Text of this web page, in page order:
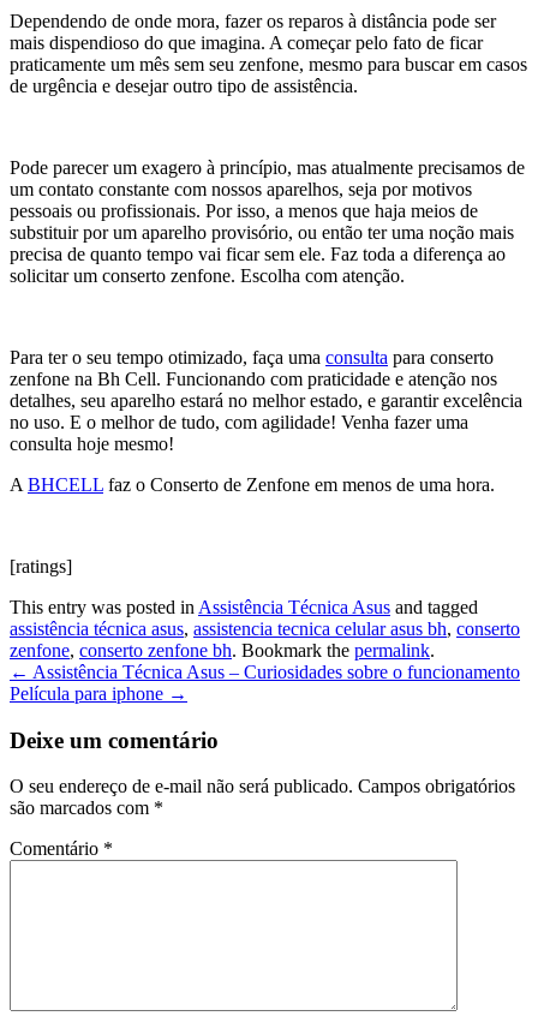
Dependendo de onde mora, fazer os reparos à distância pode ser
mais dispendioso do que imagina. A começar pelo fato de ficar
praticamente um mês sem seu zenfone, mesmo para buscar em casos
de urgência e desejar outro tipo de assistência.
Pode parecer um exagero à princípio, mas atualmente precisamos de
um contato constante com nossos aparelhos, seja por motivos
pessoais ou profissionais. Por isso, a menos que haja meios de
substituir por um aparelho provisório, ou então ter uma noção mais
precisa de quanto tempo vai ficar sem ele. Faz toda a diferença ao
solicitar um conserto zenfone. Escolha com atenção.
Para ter o seu tempo otimizado, faça uma consulta para conserto
zenfone na Bh Cell. Funcionando com praticidade e atenção nos
detalhes, seu aparelho estará no melhor estado, e garantir excelência
no uso. E o melhor de tudo, com agilidade! Venha fazer uma
consulta hoje mesmo!
A BHCELL faz o Conserto de Zenfone em menos de uma hora.
[ratings]
This entry was posted in Assistência Técnica Asus and tagged
assistência técnica asus, assistencia tecnica celular asus bh, conserto
zenfone, conserto zenfone bh. Bookmark the permalink.
Post
navigation
← Assistência Técnica Asus – Curiosidades sobre o funcionamento
Película para iphone →
Deixe um comentário
O seu endereço de e-mail não será publicado. Campos obrigatórios
são marcados com *
Comentário *